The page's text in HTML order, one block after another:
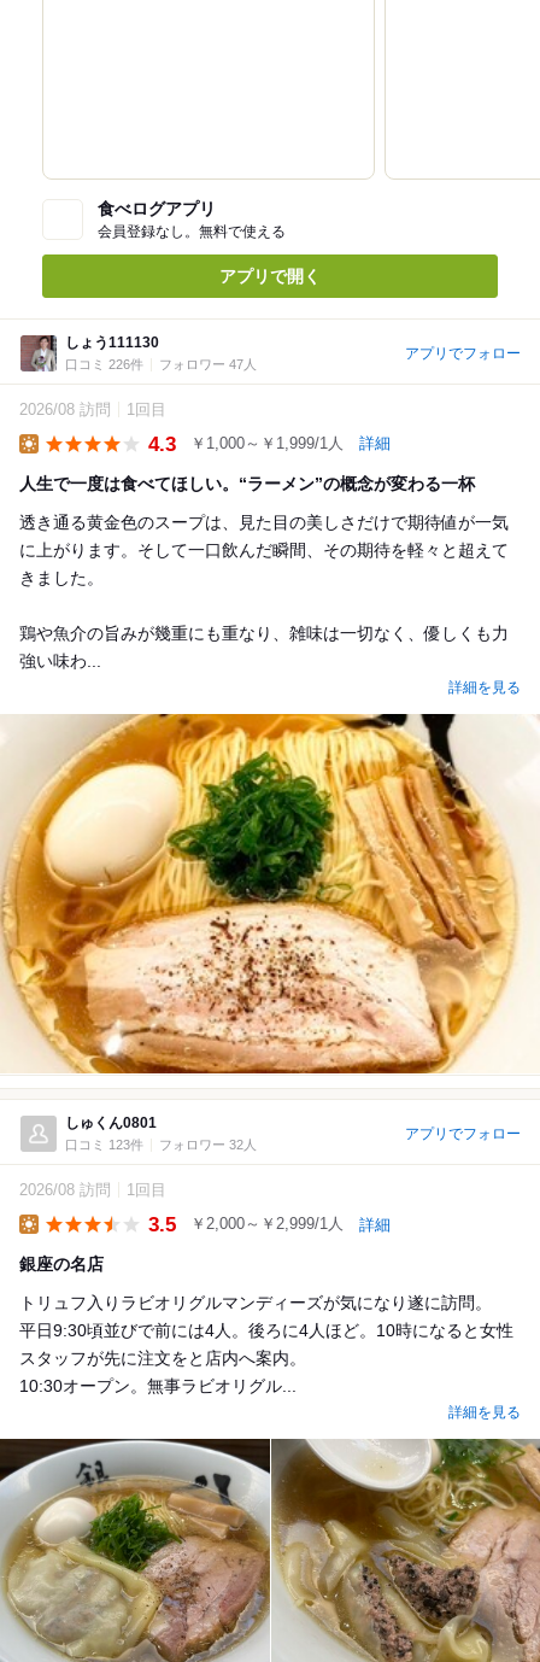
食べログアプリ
会員登録なし。無料で使える
アプリで開く
しょう111130
口コミ 226件 フォロワー 47人
アプリでフォロー
2026/08 訪問 1回目
4.3 ￥1,000～￥1,999/1人 詳細
人生で一度は食べてほしい。“ラーメン”の概念が変わる一杯
透き通る黄金色のスープは、見た目の美しさだけで期待値が一気
に上がります。そして一口飲んだ瞬間、その期待を軽々と超えて
きました。
鶏や魚介の旨みが幾重にも重なり、雑味は一切なく、優しくも力
強い味わ...
詳細を見る
しゅくん0801
口コミ 123件 フォロワー 32人
アプリでフォロー
2026/08 訪問 1回目
3.5 ￥2,000～￥2,999/1人 詳細
銀座の名店
トリュフ入りラビオリグルマンディーズが気になり遂に訪問。
平日9:30頃並びで前には4人。後ろに4人ほど。10時になると女性
スタッフが先に注文をと店内へ案内。
10:30オープン。無事ラビオリグル...
詳細を見る